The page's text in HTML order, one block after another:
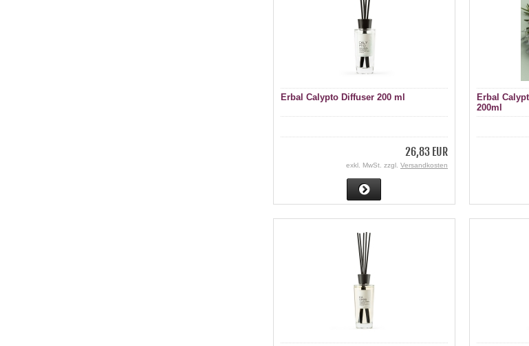
Erbal Calypto Diffuser 200 ml
26,83 EUR
exkl. MwSt. zzgl. Versandkosten
Erbal
200ml